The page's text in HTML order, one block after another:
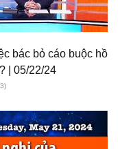
bác bỏ cáo buộc hồ
| 05/22/24